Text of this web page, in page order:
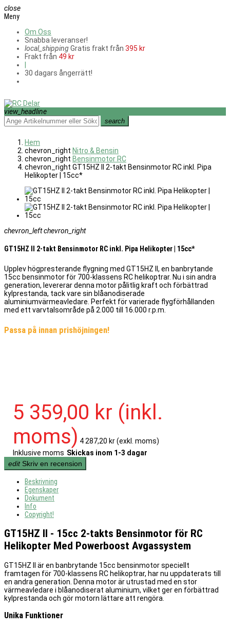
close
Meny
Om Oss
Snabba leveranser!
local_shippingGratis frakt från 395 kr
Frakt från 49 kr
30 dagars ångerrätt!
view_headline
search
Hem
chevron_right Nitro & Bensin
chevron_right Bensinmotor RC
chevron_right GT15HZ II 2-takt Bensinmotor RC inkl. Pipa
Helikopter | 15cc*
chevron_leftchevron_right
GT15HZ II 2-takt Bensinmotor RC inkl. Pipa Helikopter | 15cc*
Upplev högpresterande flygning med GT15HZ II, en banbrytande
15cc bensinmotor för 700-klassens RC helikoptrar. Nu i sin andra
generation, levererar denna motor pålitlig kraft och förbättrad
kylprestanda, tack vare sin blåanodiserade
aluminiumvärmeavledare. Perfekt för varierade flygförhållanden
med ett varvtalsområde på 2.000 till 16.000 r.p.m.
Passa på innan prishöjningen!
5 359,00 kr (inkl.
moms) 4 287,20 kr(exkl. moms)
Inklusive moms Skickas inom 1-3 dagar
edit Skriv en recension
Beskrivning
Egenskaper
Dokument
Info
Copyright!
GT15HZ II - 15cc 2-takts Bensinmotor för RC
Helikopter Med Powerboost Avgassystem
GT15HZ II är en banbrytande 15cc bensinmotor speciellt
framtagen för 700-klassens RC helikoptrar, har nu uppdaterats till
en andra generation. Denna motor är utrustad med en stor
värmeavledare i blåanodiserat aluminium, vilket ger en förbättrad
kylprestanda och gör motorn lättare att rengöra.
Unika Funktioner